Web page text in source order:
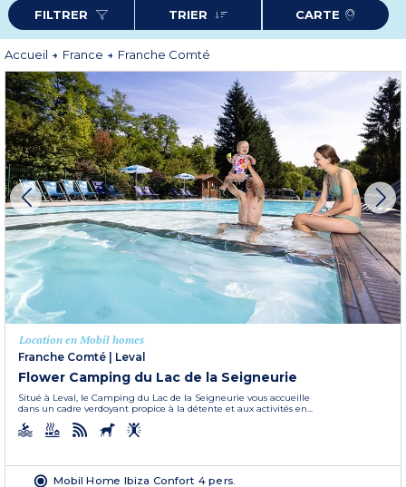
randonnée, vélo, balades en pleine nature... La Franche-Comté est aussi
réputée pour sa gastronomie, entre fromages de caractère et spécialités du
terroir. Côté patrimoine culturel, elle abrite des trésors comme la citadelle de
Besançon ou les fortifications de Belfort. D'autres villes charmantes comme
Vesoul, Dole, Pontarlier ou encore Montbéliard sont des immanquables à
visiter, en toute saison, lors de votre séjour en Franche-Comté
ou entre amis.
Plus d'informations
FILTRER TRIER CARTE
Accueil France Franche Comté
Location en Mobil homes
Franche Comté
Leval
Flower Camping du Lac de la Seigneurie
Situé à Leval, le Camping du Lac de la Seigneurie vous accueille
dans un cadre verdoyant propice à la détente et aux activités en...
Mobil Home Ibiza Confort 4 pers.